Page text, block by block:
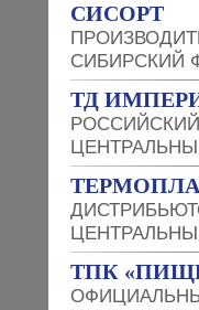
СИСОРТ
СИБИРСКИЙ
ТД
ТПК